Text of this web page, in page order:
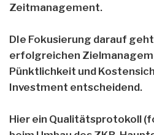
Zeitmanagement.
DIe Fokusierung darauf
erfolgreichen
Pünktlichkeit und
Investment entscheidend.
Hier ein Qualitätsprotokoll